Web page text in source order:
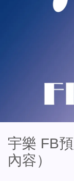
宇樂 FB
內容）